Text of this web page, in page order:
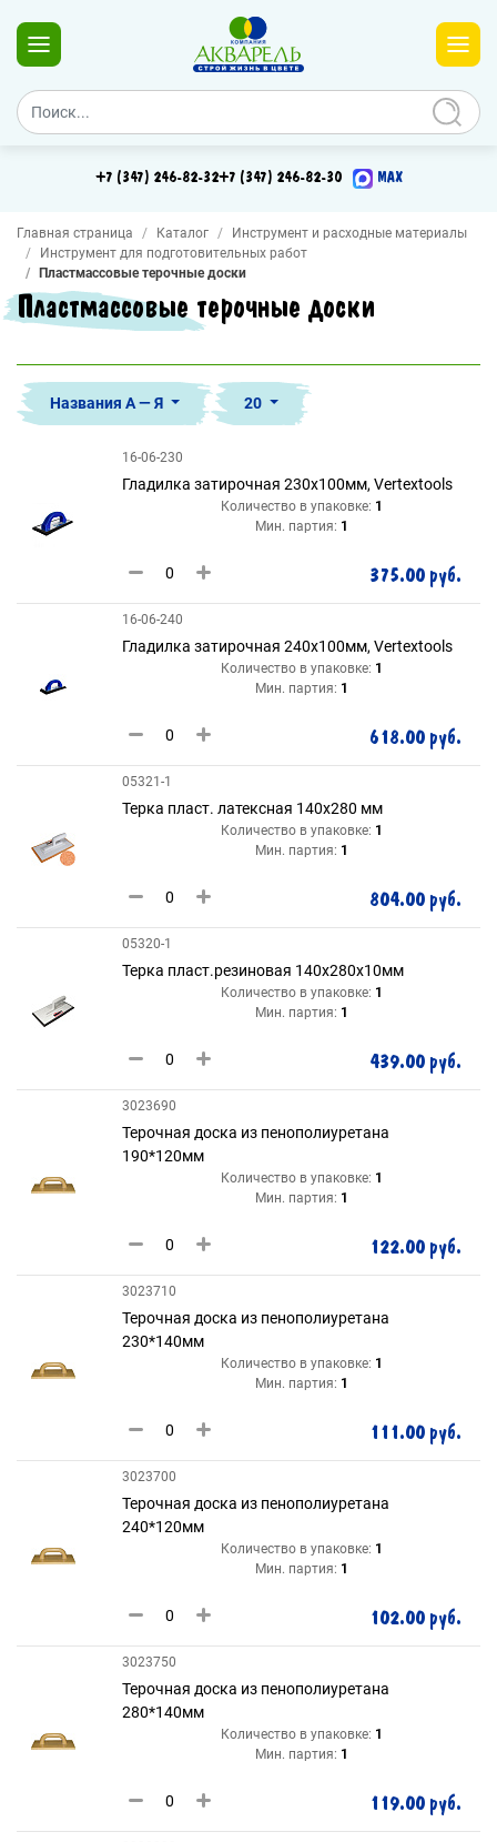
+7 (347) 246-82-32+7 (347) 246-82-30 MAX
Главная страница Каталог
Инструмент и расходные материалы
Инструмент для подготовительных работ
Пластмассовые терочные доски
Пластмассовые терочные доски
Названия А — Я 20
16-06-230
Гладилка затирочная 230х100мм, Vertextools
Количество в упаковке: 1
Мин. партия: 1
375.00 руб.
16-06-240
Гладилка затирочная 240х100мм, Vertextools
Количество в упаковке: 1
Мин. партия: 1
618.00 руб.
05321-1
Терка пласт. латексная 140х280 мм
Количество в упаковке: 1
Мин. партия: 1
804.00 руб.
05320-1
Терка пласт.резиновая 140х280х10мм
Количество в упаковке: 1
Мин. партия: 1
439.00 руб.
3023690
Терочная доска из пенополиуретана
190*120мм
Количество в упаковке: 1
Мин. партия: 1
122.00 руб.
3023710
Терочная доска из пенополиуретана
230*140мм
Количество в упаковке: 1
Мин. партия: 1
111.00 руб.
3023700
Терочная доска из пенополиуретана
240*120мм
Количество в упаковке: 1
Мин. партия: 1
102.00 руб.
3023750
Терочная доска из пенополиуретана
280*140мм
Количество в упаковке: 1
Мин. партия: 1
119.00 руб.